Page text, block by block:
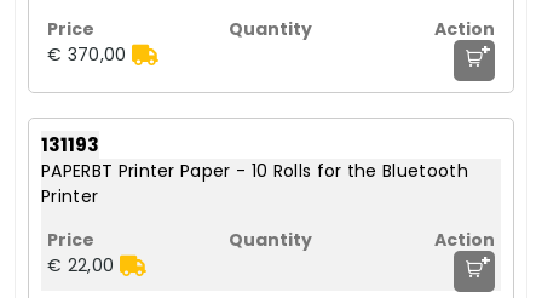
€ 370,00 +
131193
PAPERBT Printer Paper - 10 Rolls for the Bluetooth
Printer
€ 22,00 +